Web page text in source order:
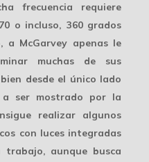
frecuencia requiere
o incluso, 360 grados
McGarvey apenas le
muchas de sus
desde el único lado
ser mostrado por la
realizar algunos
con luces integradas
aunque busca